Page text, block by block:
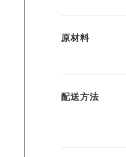
原材料
配送方法